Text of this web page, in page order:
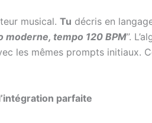
musical. Tu décris en
moderne, tempo 120 BPM”.
les mêmes prompts initiaux.
parfaite